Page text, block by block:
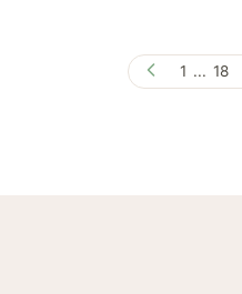
1 ... 18